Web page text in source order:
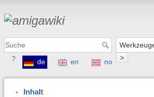
>
? de en no
Inhalt